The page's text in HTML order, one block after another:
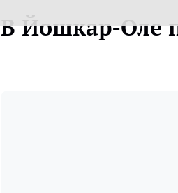
В Йошкар-Оле